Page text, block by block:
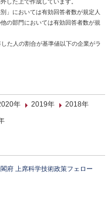
した上で作成しています。
」においては有効回答者数が規定人
の部門においては有効回答者数が規
た人の割合が基準値以下の企業がラ
年 2019年
2018年
府 上席科学技術政策フェロー